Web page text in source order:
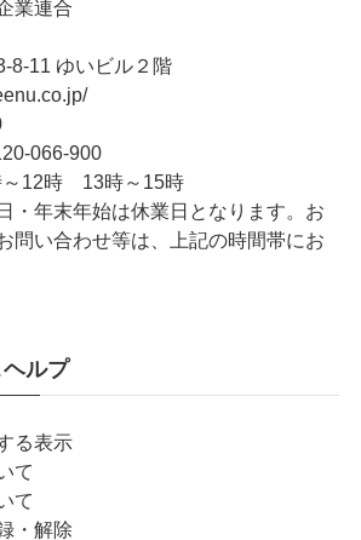
業連合
8-11 ゆいビル２階
066-900
～12時 13時～15時
・年末年始は休業日となります。お
問い合わせ等は、上記の時間帯にお
ルプ
る表示
て
て
・解除